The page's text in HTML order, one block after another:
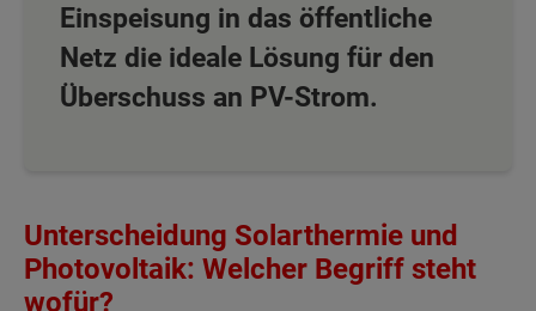
Einspeisung in das öffentliche
Netz die ideale Lösung für den
Überschuss an PV-Strom.
Unterscheidung Solarthermie und
Photovoltaik: Welcher Begriff steht
wofür?